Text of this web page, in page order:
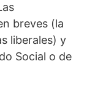
breves (la
liberales) y
Social o de